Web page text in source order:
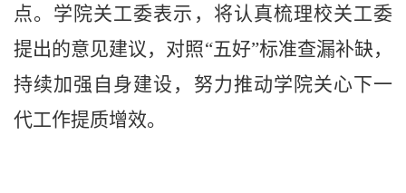
点。学院关工委表示，将认真梳理校关工委
提出的意见建议，对照“五好”标准查漏补缺，
持续加强自身建设，努力推动学院关心下一
代工作提质增效。